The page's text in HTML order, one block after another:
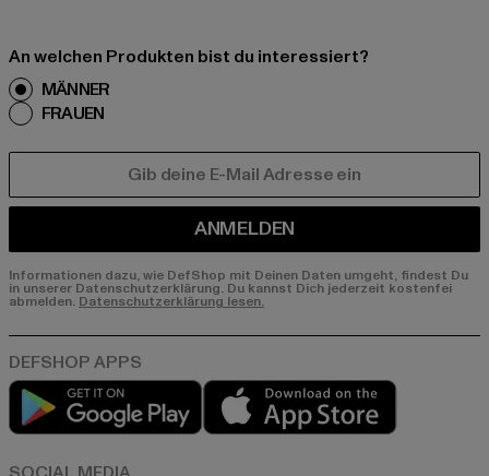
An welchen Produkten bist du interessiert?
MÄNNER
FRAUEN
ANMELDEN
Informationen dazu, wie DefShop mit Deinen Daten umgeht, findest Du
in unserer Datenschutzerklärung. Du kannst Dich jederzeit kostenfei
abmelden. Datenschutzerklärung lesen.
Play market